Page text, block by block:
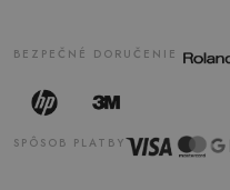
BEZPEČNÉ DORUČENIE
SPÔSOB PLATBY